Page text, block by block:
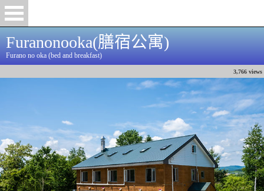
Furanonooka(膳宿公寓)
Furano no oka (bed and breakfast)
3,766 views